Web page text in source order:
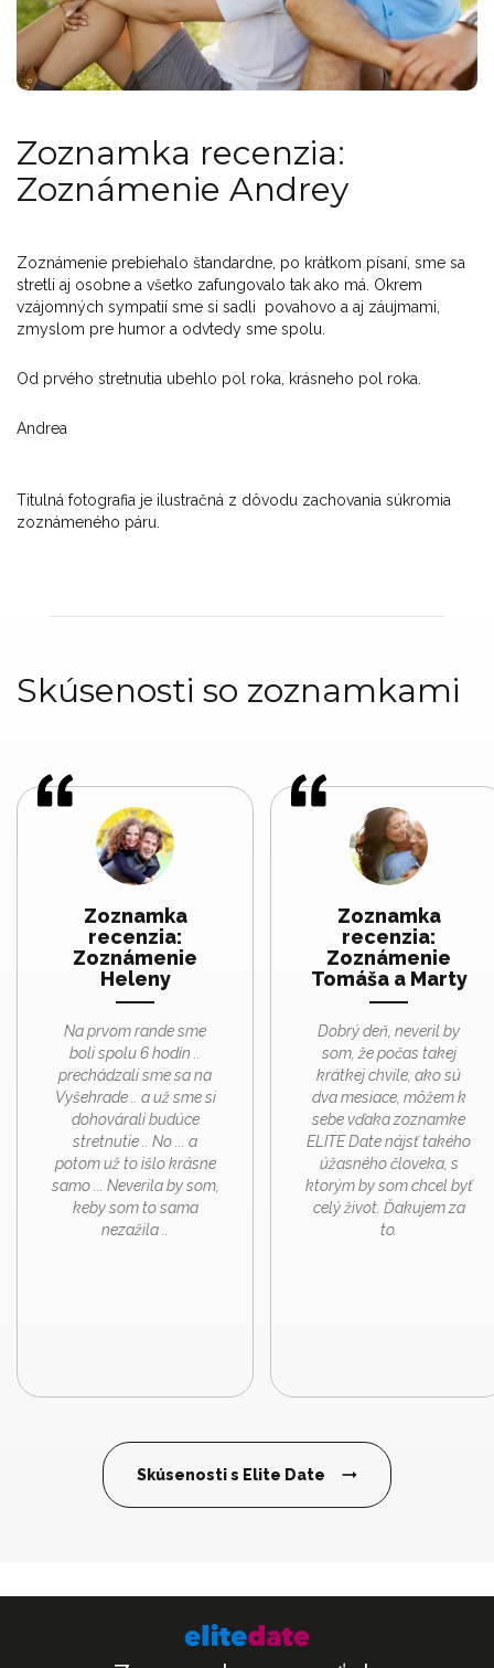
Zoznamka recenzia:
Zoznámenie Andrey
Zoznámenie prebiehalo štandardne, po krátkom písaní, sme sa
stretli aj osobne a všetko zafungovalo tak ako má. Okrem
vzájomných sympatií sme si sadli povahovo a aj záujmami,
zmyslom pre humor a odvtedy sme spolu.
Od prvého stretnutia ubehlo pol roka, krásneho pol roka.
Andrea
Titulná fotografia je ilustračná z dôvodu zachovania súkromia
zoznámeného páru.
Skúsenosti so zoznamkami
Zoznamka
recenzia:
Zoznámenie
Heleny
Na prvom rande sme
boli spolu 6 hodín ..
prechádzali sme sa na
Vyšehrade .. a už sme si
dohovárali budúce
stretnutie .. No ... a
potom už to išlo krásne
samo ... Neverila by som,
keby som to sama
nezažila ..
Zoznamka
recenzia:
Zoznámenie
Tomáša a Marty
Dobrý deň, neveril by
som, že počas takej
krátkej chvíle, ako sú
dva mesiace, môžem k
sebe vďaka zoznamke
ELITE Date nájsť takého
úžasného človeka, s
ktorým by som chcel byť
celý život. Ďakujem za
to.
Skúsenosti s Elite Date